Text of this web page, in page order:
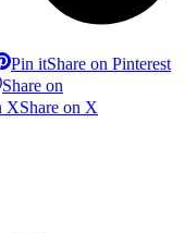
Pin itShare on Pinterest
Share on
XShare on X